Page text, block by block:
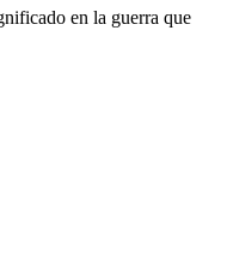
en la guerra que